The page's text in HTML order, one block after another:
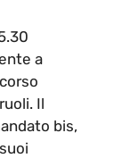
a
Il
bis,